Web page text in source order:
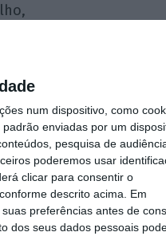
num dispositivo, como
enviadas por um
pesquisa de
poderemos usar
clicar para consentir o
descrito acima. Em
preferências antes de
dos seus dados pessoais
e
não
”.